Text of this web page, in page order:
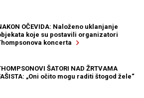
OČEVIDA: Naloženo uklanjanje
koje su postavili organizatori
koncerta
ŠATORI NAD ŽRTVAMA
„Oni očito mogu raditi štogod žele“